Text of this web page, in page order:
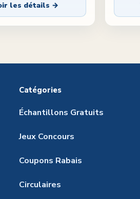
les détails →
Catégories
Échantillons Gratuits
Jeux Concours
Coupons Rabais
Circulaires